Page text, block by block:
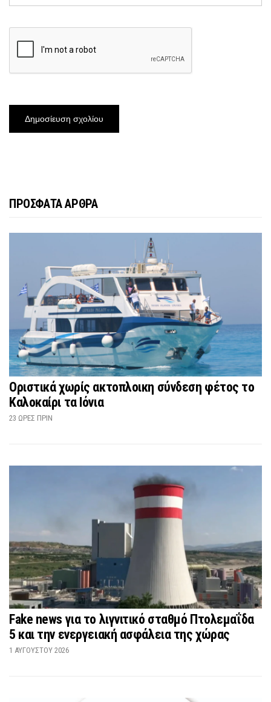
ΠΡΟΣΦΑΤΑ ΑΡΘΡΑ
Οριστικά χωρίς ακτοπλοικη σύνδεση φέτος το
Καλοκαίρι τα Ιόνια
23 ΏΡΕΣ ΠΡΙΝ
Fake news για το λιγνιτικό σταθμό Πτολεμαΐδα
5 και την ενεργειακή ασφάλεια της χώρας
1 ΑΥΓΟΎΣΤΟΥ 2026